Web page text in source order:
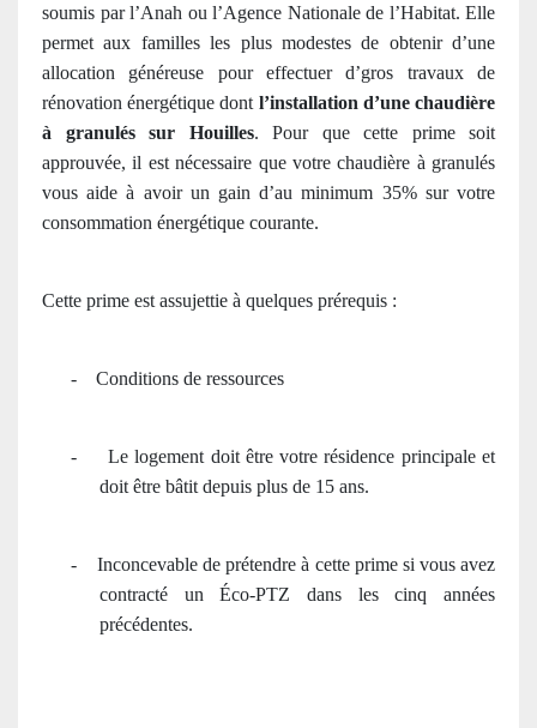
soumis par l’Anah ou l’Agence Nationale de l’Habitat. Elle
permet aux familles les plus modestes de obtenir d’une
allocation généreuse pour effectuer d’gros travaux de
rénovation énergétique dont l’installation d’une chaudière
à granulés sur Houilles. Pour que cette prime soit
approuvée, il est nécessaire que votre chaudière à granulés
vous aide à avoir un gain d’au minimum 35% sur votre
consommation énergétique courante.
Cette prime est assujettie à quelques prérequis :
- Conditions de ressources
-
Le logement doit être votre résidence principale et
doit être bâtit depuis plus de 15 ans.
-
Inconcevable de prétendre à cette prime si vous avez
contracté un Éco-PTZ dans les cinq années
précédentes.